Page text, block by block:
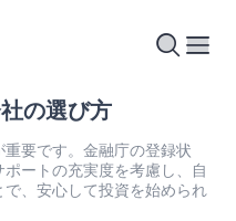
の選び方
要です。金融庁の登録状
ートの充実度を考慮し、自
、安心して投資を始められ